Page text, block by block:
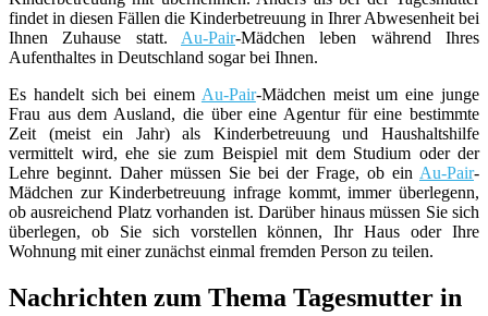
findet in diesen Fällen die Kinderbetreuung in Ihrer Abwesenheit bei
Ihnen Zuhause statt. Au-Pair-Mädchen leben während Ihres
Aufenthaltes in Deutschland sogar bei Ihnen.
Es handelt sich bei einem Au-Pair-Mädchen meist um eine junge
Frau aus dem Ausland, die über eine Agentur für eine bestimmte
Zeit (meist ein Jahr) als Kinderbetreuung und Haushaltshilfe
vermittelt wird, ehe sie zum Beispiel mit dem Studium oder der
Lehre beginnt. Daher müssen Sie bei der Frage, ob ein Au-Pair-
Mädchen zur Kinderbetreuung infrage kommt, immer überlegenn,
ob ausreichend Platz vorhanden ist. Darüber hinaus müssen Sie sich
überlegen, ob Sie sich vorstellen können, Ihr Haus oder Ihre
Wohnung mit einer zunächst einmal fremden Person zu teilen.
Nachrichten zum Thema Tagesmutter in